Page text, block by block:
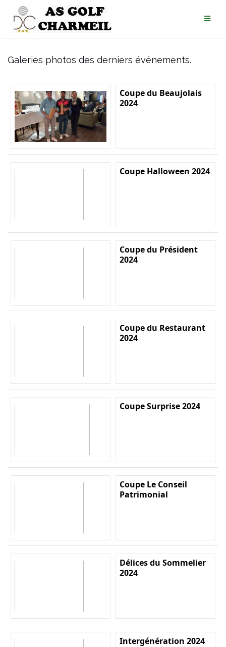
Galeries photos des derniers événements.
Coupe du Beaujolais
2024
Coupe Halloween 2024
Coupe du Président
2024
Coupe du Restaurant
2024
Coupe Surprise 2024
Coupe Le Conseil
Patrimonial
Délices du Sommelier
2024
Intergénération 2024